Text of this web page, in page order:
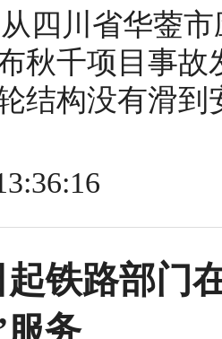
四川省华蓥
秋千项目事
结构没有滑
起铁路部门
服务